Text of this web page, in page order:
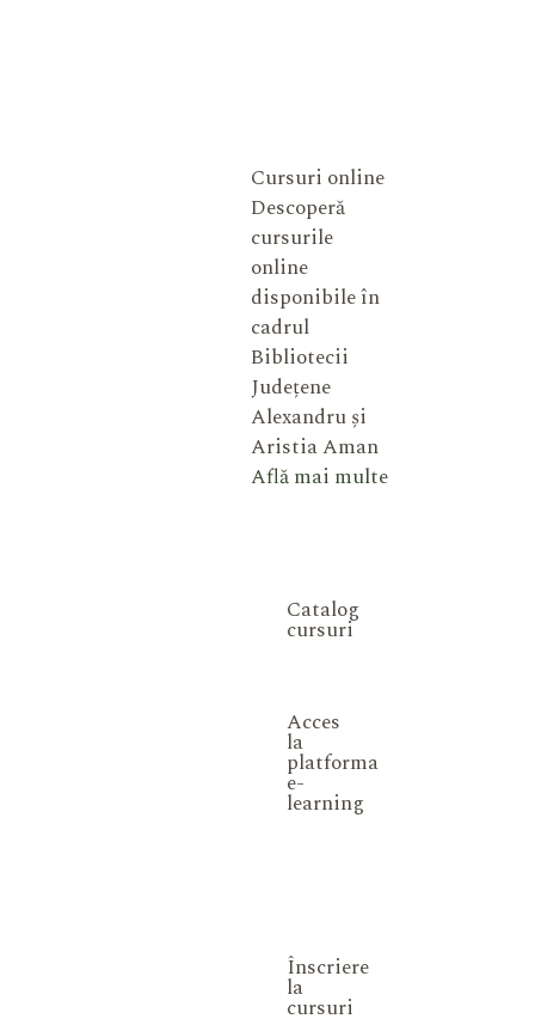
Cursuri online
Descoperă
cursurile
online
disponibile în
cadrul
Bibliotecii
Județene
Alexandru și
Aristia Aman
Află mai multe
Catalog
cursuri
Acces
la
platforma
e-
learning
Înscriere
la
cursuri